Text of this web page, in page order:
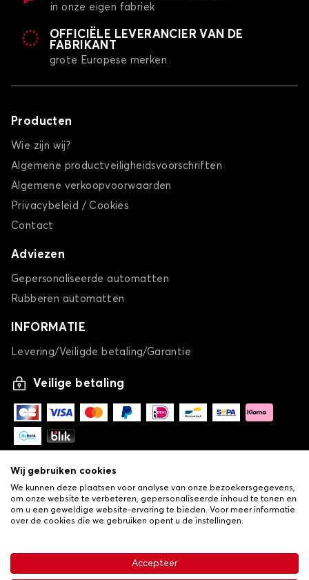
in onze eigen fabriek
OFFICIËLE LEVERANCIER VAN DE
FABRIKANT
grote Europese merken
Producten
Wie zijn wij?
Algemene productveiligheidsvoorschriften
Algemene verkoopvoorwaarden
Privacybeleid / Cookies
Contact
Adviezen
Gepersonaliseerde automatten
Rubberen automatten
INFORMATIE
Levering/Veiligde betaling/Garantie
Veilige betaling
Algemene verkoopvoorwaarden•Privacy- en cookiebeleid
•Livraison
Wij gebruiken cookies
We kunnen deze plaatsen voor analyse van onze bezoekersgegevens,
om onze website te verbeteren, gepersonaliseerde inhoud te tonen en
om u een geweldige website-ervaring te bieden. Voor meer informatie
over de cookies die we gebruiken opent u de instellingen.
Accepteer